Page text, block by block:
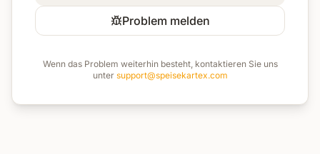
Problem melden
Wenn das Problem weiterhin besteht, kontaktieren Sie uns
unter support@speisekartex.com